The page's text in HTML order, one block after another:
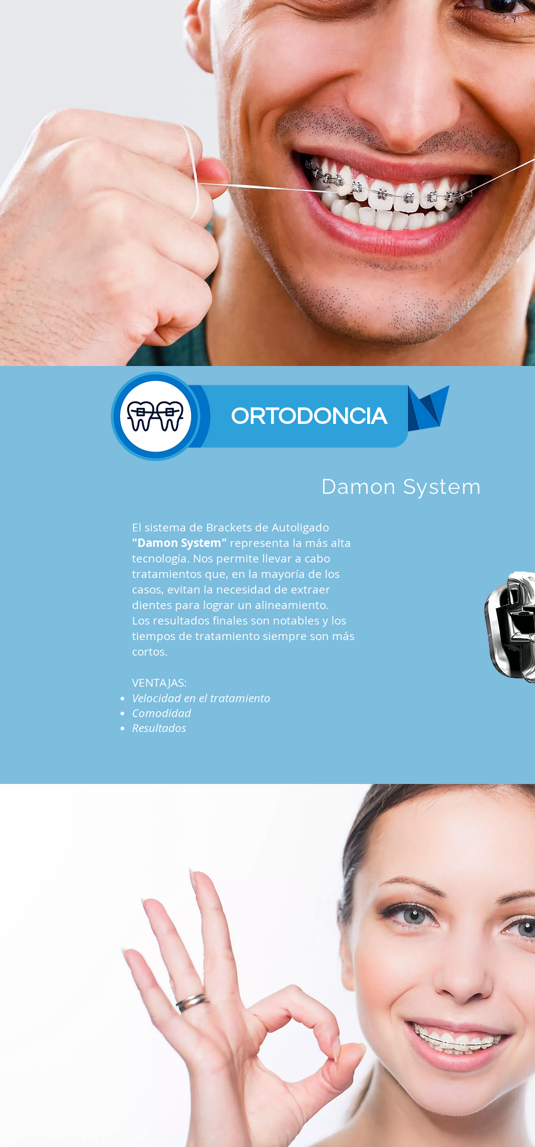
ORTODONCIA
Damon System
El sistema de Brackets de Autoligado
"Damon System" representa la más alta
tecnología. Nos permite llevar a cabo
tratamientos que, en la mayoría de los
casos, evitan la necesidad de extraer
dientes para lograr un alineamiento.
Los resultados finales son notables y los
tiempos de tratamiento siempre son más
cortos.
VENTAJAS:
Velocidad en el tratamiento
Comodidad
Resultados